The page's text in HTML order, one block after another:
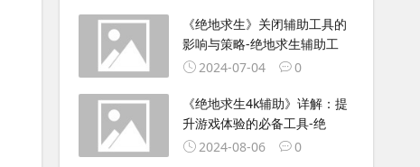
《绝地求生》关闭辅助工具的
影响与策略-绝地求生辅助工
2024-07-04
0
《绝地求生4k辅助》详解：提
升游戏体验的必备工具-绝
2024-08-06
0